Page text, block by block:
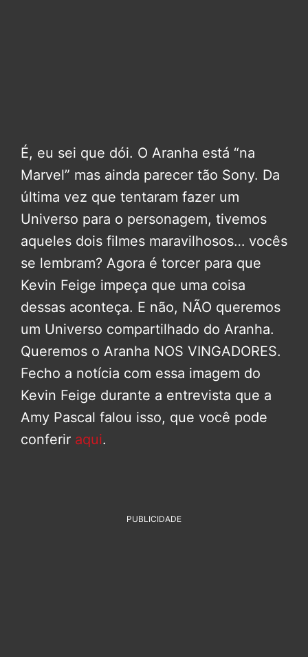
É, eu sei que dói. O Aranha está “na
Marvel” mas ainda parecer tão Sony. Da
última vez que tentaram fazer um
Universo para o personagem, tivemos
aqueles dois filmes maravilhosos… vocês
se lembram? Agora é torcer para que
Kevin Feige impeça que uma coisa
dessas aconteça. E não, NÃO queremos
um Universo compartilhado do Aranha.
Queremos o Aranha NOS VINGADORES.
Fecho a notícia com essa imagem do
Kevin Feige durante a entrevista que a
Amy Pascal falou isso, que você pode
conferir aqui.
PUBLICIDADE